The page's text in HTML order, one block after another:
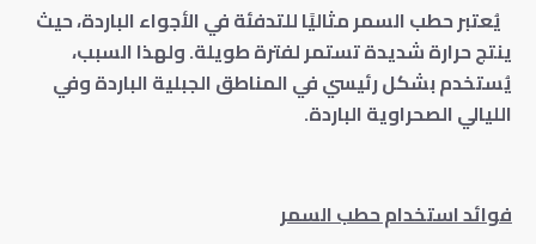
يُعتبر حطب السمر مثاليًا للتدفئة في الأجواء الباردة، حيث
ينتج حرارة شديدة تستمر لفترة طويلة. ولهذا السبب،
يُستخدم بشكل رئيسي في المناطق الجبلية الباردة وفي
الليالي الصحراوية الباردة.
فوائد استخدام حطب السمر